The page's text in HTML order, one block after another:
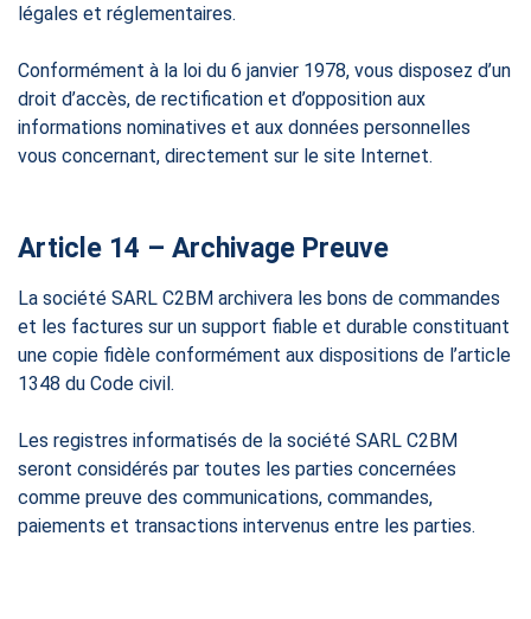
légales et réglementaires.
Conformément à la loi du 6 janvier 1978, vous disposez d’un
droit d’accès, de rectification et d’opposition aux
informations nominatives et aux données personnelles
vous concernant, directement sur le site Internet.
Article 14 – Archivage Preuve
La société SARL C2BM archivera les bons de commandes
et les factures sur un support fiable et durable constituant
une copie fidèle conformément aux dispositions de l’article
1348 du Code civil.
Les registres informatisés de la société SARL C2BM
seront considérés par toutes les parties concernées
comme preuve des communications, commandes,
paiements et transactions intervenus entre les parties.